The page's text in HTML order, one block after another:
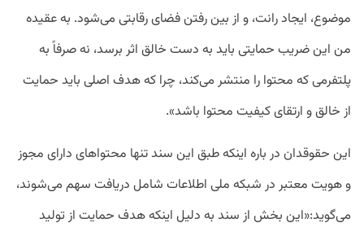
موضوع، ایجاد رانت، و از بین رفتن فضای رقابتی می‌شود. به عقیده
من این ضریب حمایتی باید به دست خالق اثر برسد، نه صرفاً به
پلتفرمی که محتوا را منتشر می‌کند، چرا که هدف اصلی باید حمایت
از خالق و ارتقای کیفیت محتوا باشد».
این حقوقدان در باره اینکه طبق این سند تنها محتواهای دارای مجوز
و هویت معتبر در شبکه ملی اطلاعات شامل دریافت سهم می‌شوند،
می‌گوید:«این بخش از سند به دلیل اینکه هدف حمایت از تولید